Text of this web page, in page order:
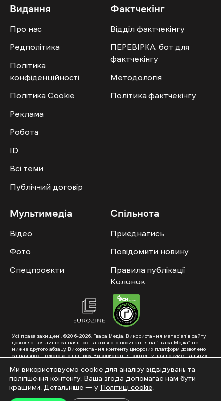
Видання
Про нас
Редполітика
Політика
конфіденційності
Політика Cookie
Реклама
Робота
ID
Всі теми
Публічний договір
Фактчекінг
Відділ фактчекінгу
ПЕРЕВІРКА: бот для
фактчекінгу
Методологія
Політика фактчекінгу
Мультимедіа
Відео
Фото
Спецпроєкти
Спільнота
Приєднатись
Повідомити новину
Правила публікації
Колонок
Усі права захищені. ©2016-2026. Ґвара Медіа. Використання матеріалів сайту
дозволяється лише за наявності активного посилання на “Ґвара Медіа” не
нижче другого абзацу. Використання контенту цифрових платформ дозволено
за наявності текстового підпису. Використання контенту для документальних
схвалення від редакції.
Суб’єкт у сфері онлайн-медіа; ідентифікатор медіа – R40-01353. Поштова
адреса: ГО «Ґвара Медіа», 61057, Харків, вул. Гоголя, 14, абонентська скринька
№7400
Ми використовуємо cookie для аналізу відвідувань та
поліпшення контенту. Ваша згода допомагає нам бути
кращими. Детальніше — у Політиці cookie